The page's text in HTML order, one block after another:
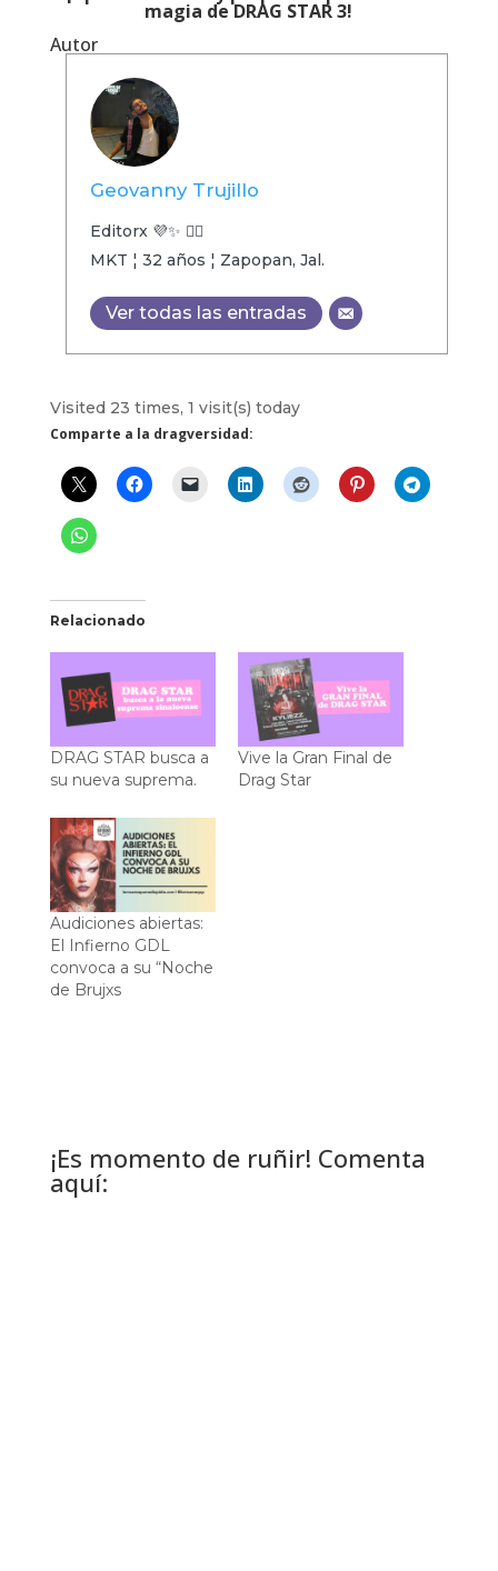
magia de DRAG STAR 3!
Autor
Geovanny Trujillo
Editorx 💜✨ 🏳️‍🌈
MKT ¦ 32 años ¦ Zapopan, Jal.
Ver todas las entradas
Visited 23 times, 1 visit(s) today
Comparte a la dragversidad:
Relacionado
DRAG STAR busca a
su nueva suprema.
Vive la Gran Final de
Drag Star
Audiciones abiertas:
El Infierno GDL
convoca a su “Noche
de Brujxs
¡Es momento de ruñir! Comenta
aquí: